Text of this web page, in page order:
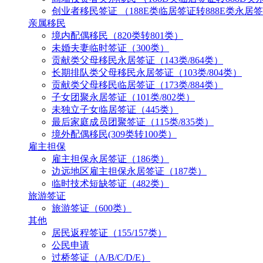
创业者移民签证 （188E类临居签证转888E类永居
亲属移民
境内配偶移民（820类转801类）
未婚夫妻临时签证（300类）
贡献类父母移民永居签证（143类/864类）
长期排队类父母移民永居签证（103类/804类）
贡献类父母移民临居签证（173类/884类）
子女团聚永居签证（101类/802类）
未独立子女临居签证（445类）
最后家庭成员团聚签证（115类/835类）
境外配偶移民(309类转100类）
雇主担保
雇主担保永居签证（186类）
边远地区雇主担保永居签证（187类）
临时技术短缺签证（482类）
旅游签证
旅游签证（600类）
其他
居民返程签证（155/157类）
公民申请
过桥签证（A/B/C/D/E）